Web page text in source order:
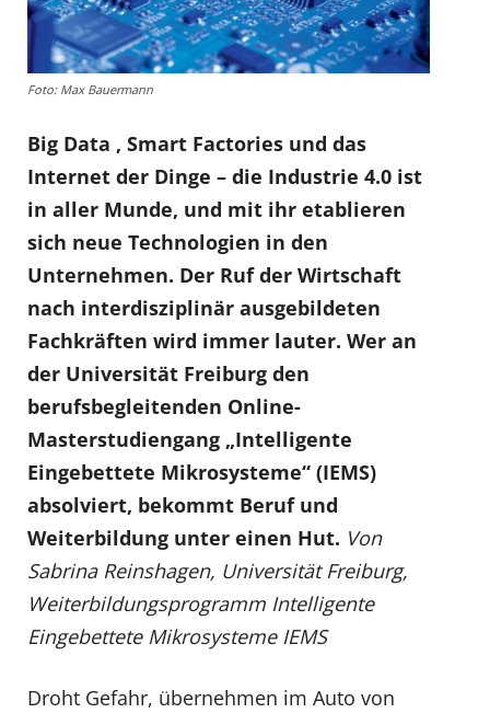
Foto: Max Bauermann
Big Data , Smart Factories und das
Internet der Dinge – die Industrie 4.0 ist
in aller Munde, und mit ihr etablieren
sich neue Technologien in den
Unternehmen. Der Ruf der Wirtschaft
nach interdisziplinär ausgebildeten
Fachkräften wird immer lauter. Wer an
der Universität Freiburg den
berufsbegleitenden Online-
Masterstudiengang „Intelligente
Eingebettete Mikrosysteme“ (IEMS)
absolviert, bekommt Beruf und
Weiterbildung unter einen Hut. Von
Sabrina Reinshagen, Universität Freiburg,
Weiterbildungsprogramm Intelligente
Eingebettete Mikrosysteme IEMS
Droht Gefahr, übernehmen im Auto von